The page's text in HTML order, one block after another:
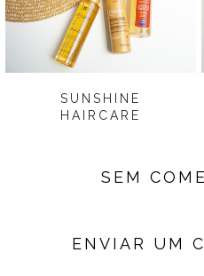
SUNSHINE
HAIRCARE
SEM
ENVIAR UM